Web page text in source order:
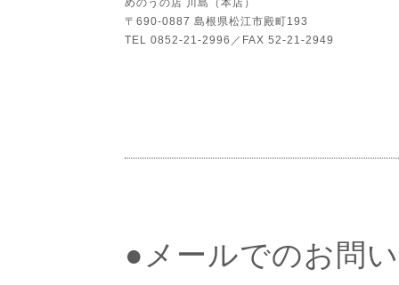
めのうの店 川島（本店）
〒690-0887 島根県松江市殿町193
TEL 0852-21-2996／FAX 52-21-2949
●メールでのお問